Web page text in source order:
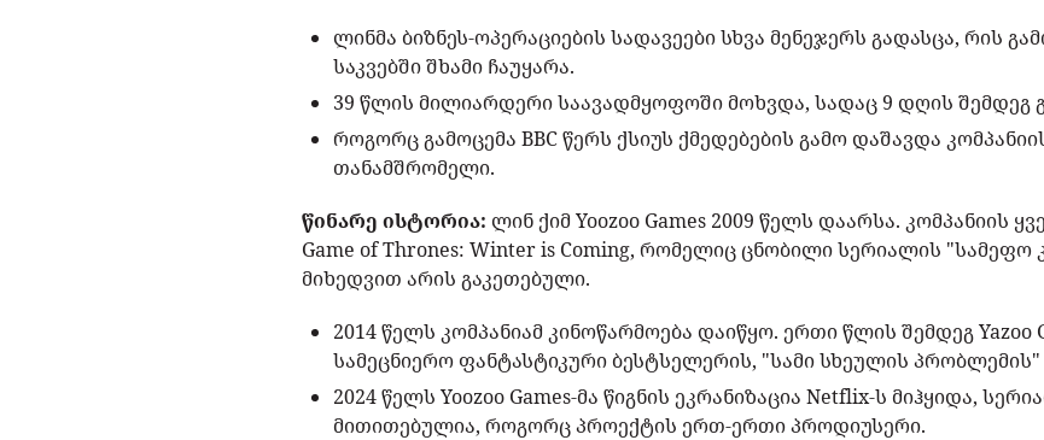
ლინმა ბიზნეს-ოპერაციების სადავეები სხვა მენეჯერს გადასცა, რის
საკვებში შხამი ჩაუყარა.
39 წლის მილიარდერი საავადმყოფოში მოხვდა, სადაც 9 დღის შემდეგ
როგორც გამოცემა BBC წერს ქსიუს ქმედებების გამო დაშავდა
თანამშრომელი.
წინარე ისტორია: ლინ ქიმ Yoozoo Games 2009 წელს დაარსა. კომპანიის
Game of Thrones: Winter is Coming, რომელიც ცნობილი სერიალის "სამეფო
მიხედვით არის გაკეთებული.
2014 წელს კომპანიამ კინოწარმოება დაიწყო. ერთი წლის შემდეგ Yazoo
სამეცნიერო ფანტასტიკური ბესტსელერის, "სამი სხეულის პრობლემის"
2024 წელს Yoozoo Games-მა წიგნის ეკრანიზაცია Netflix-ს მიჰყიდა,
მითითებულია, როგორც პროექტის ერთ-ერთი პროდიუსერი.